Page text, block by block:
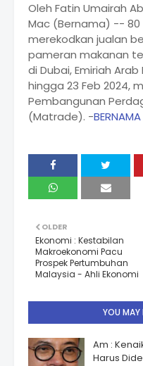
Oleh Fatin Umairah
Mac (Bernama) -- 80
merekodkan jualan
pameran makanan
di Dubai, Emiriah
hingga 23 Feb 2024,
Pembangunan
(Matrade). -BERNAMA
OLDER
Ekonomi : Kestabilan
Makroekonomi Pacu
Prospek Pertumbuhan
Malaysia - Ahli Ekonomi
YOU MAY
Am :
Harus